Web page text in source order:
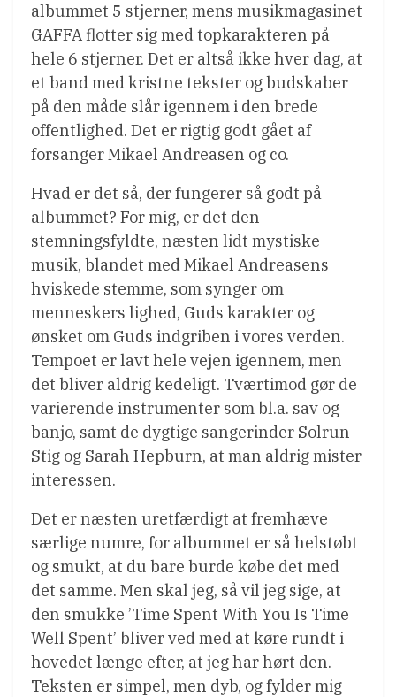
albummet 5 stjerner, mens musikmagasinet
GAFFA flotter sig med topkarakteren på
hele 6 stjerner. Det er altså ikke hver dag, at
et band med kristne tekster og budskaber
på den måde slår igennem i den brede
offentlighed. Det er rigtig godt gået af
forsanger Mikael Andreasen og co.
Hvad er det så, der fungerer så godt på
albummet? For mig, er det den
stemningsfyldte, næsten lidt mystiske
musik, blandet med Mikael Andreasens
hviskede stemme, som synger om
menneskers lighed, Guds karakter og
ønsket om Guds indgriben i vores verden.
Tempoet er lavt hele vejen igennem, men
det bliver aldrig kedeligt. Tværtimod gør de
varierende instrumenter som bl.a. sav og
banjo, samt de dygtige sangerinder Solrun
Stig og Sarah Hepburn, at man aldrig mister
interessen.
Det er næsten uretfærdigt at fremhæve
særlige numre, for albummet er så helstøbt
og smukt, at du bare burde købe det med
det samme. Men skal jeg, så vil jeg sige, at
den smukke ’Time Spent With You Is Time
Well Spent’ bliver ved med at køre rundt i
hovedet længe efter, at jeg har hørt den.
Teksten er simpel, men dyb, og fylder mig